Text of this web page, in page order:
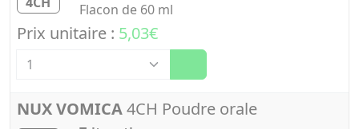
Flacon de 60 ml
Prix unitaire : 5,03€
NUX VOMICA4CH Poudre orale